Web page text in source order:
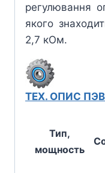
регулювання
якого
2,7 кОм.
ТЕХ. ОПИС
Тип,
мощность